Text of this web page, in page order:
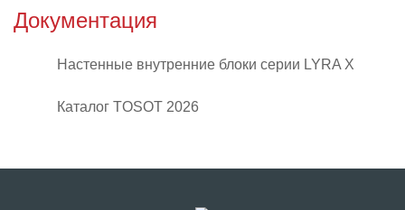
Документация
Настенные внутренние блоки серии LYRA X
Каталог TOSOT 2026